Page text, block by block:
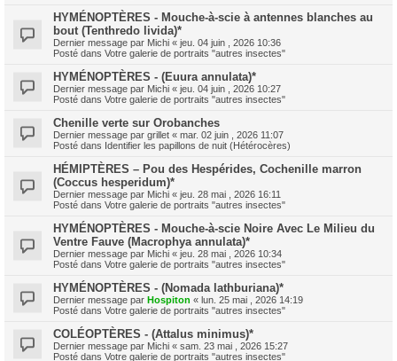
HYMÉNOPTÈRES - Mouche-à-scie à antennes blanches au
bout (Tenthredo livida)*
Dernier message par Michi « jeu. 04 juin , 2026 10:36
Posté dans Votre galerie de portraits "autres insectes"
HYMÉNOPTÈRES - (Euura annulata)*
Dernier message par Michi « jeu. 04 juin , 2026 10:27
Posté dans Votre galerie de portraits "autres insectes"
Chenille verte sur Orobanches
Dernier message par grillet « mar. 02 juin , 2026 11:07
Posté dans Identifier les papillons de nuit (Hétérocères)
HÉMIPTÈRES – Pou des Hespérides, Cochenille marron
(Coccus hesperidum)*
Dernier message par Michi « jeu. 28 mai , 2026 16:11
Posté dans Votre galerie de portraits "autres insectes"
HYMÉNOPTÈRES - Mouche-à-scie Noire Avec Le Milieu du
Ventre Fauve (Macrophya annulata)*
Dernier message par Michi « jeu. 28 mai , 2026 10:34
Posté dans Votre galerie de portraits "autres insectes"
HYMÉNOPTÈRES - (Nomada lathburiana)*
Dernier message par Hospiton « lun. 25 mai , 2026 14:19
Posté dans Votre galerie de portraits "autres insectes"
COLÉOPTÈRES - (Attalus minimus)*
Dernier message par Michi « sam. 23 mai , 2026 15:27
Posté dans Votre galerie de portraits "autres insectes"